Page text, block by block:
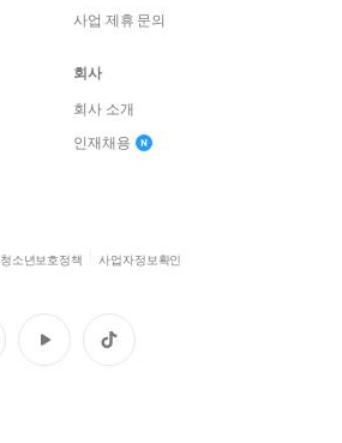
사업 제휴 문의
회사
회사 소개
인재채용
청소년보호정책 사업자정보확인
유
튜
틱
톡